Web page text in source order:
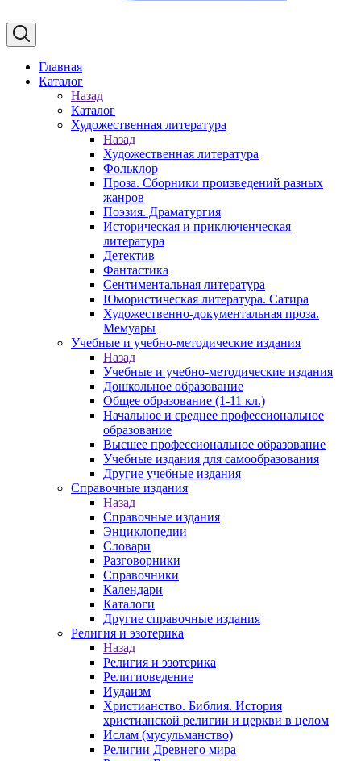
Главная
Каталог
Назад
Каталог
Художественная литература
Назад
Художественная литература
Фольклор
Проза. Сборники произведений разных
жанров
Поэзия. Драматургия
Историческая и приключенческая
литература
Детектив
Фантастика
Сентиментальная литература
Юмористическая литература. Сатира
Художественно-документальная проза.
Мемуары
Учебные и учебно-методические издания
Назад
Учебные и учебно-методические издания
Дошкольное образование
Общее образование (1-11 кл.)
Начальное и среднее профессиональное
образование
Высшее профессиональное образование
Учебные издания для самообразования
Другие учебные издания
Справочные издания
Назад
Справочные издания
Энциклопедии
Словари
Разговорники
Справочники
Календари
Каталоги
Другие справочные издания
Религия и эзотерика
Назад
Религия и эзотерика
Религиоведение
Иудаизм
Христианство. Библия. История
христианской религии и церкви в целом
Ислам (мусульманство)
Религии Древнего мира